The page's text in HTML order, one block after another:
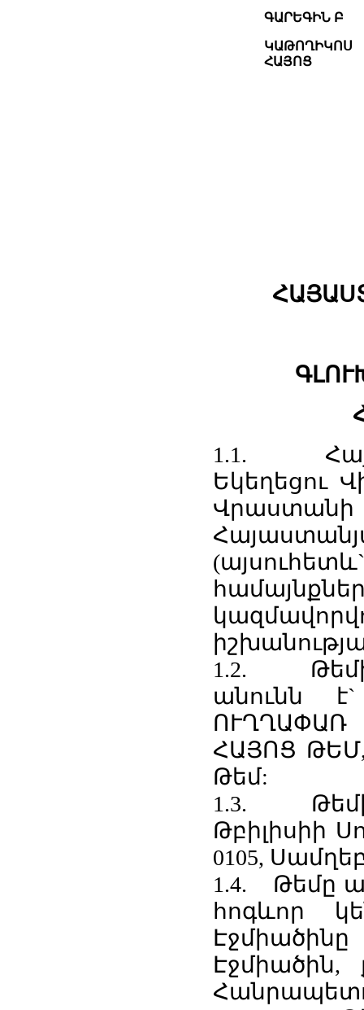
ԳԱՐԵԳԻՆ Բ
ՀԱՅՈՑ
1.1.
Եկեղեցու
1.2.
անունն
ՀԱՅՈՑ
Թեմ:
1.3. Թեմի
Թբիլիսիի
0105,
1.4. Թեմը
հոգևոր